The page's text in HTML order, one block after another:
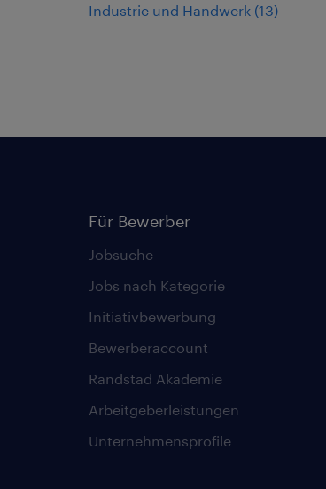
Industrie und Handwerk (13)
Für Bewerber
Jobsuche
Jobs nach Kategorie
Initiativbewerbung
Bewerberaccount
Randstad Akademie
Arbeitgeberleistungen
Unternehmensprofile